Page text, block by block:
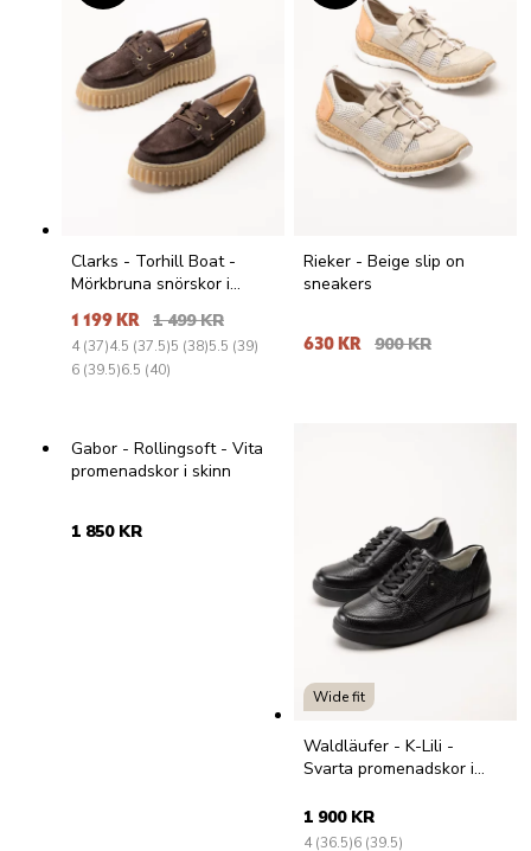
Clarks - Torhill Boat -
Mörkbruna snörskor i
1 199 KR 1 499 KR
4 (37)4.5 (37.5)5 (38)5.5 (39)
6 (39.5)6.5 (40)
Rieker - Beige slip on
sneakers
630 KR 900 KR
Gabor - Rollingsoft - Vita
promenadskor i skinn
1 850 KR
Wide fit
Waldläufer - K-Lili -
Svarta promenadskor i
1 900 KR
4 (36.5)6 (39.5)